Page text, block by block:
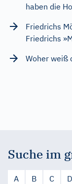
haben die
Friedrichs
Friedrichs
Woher weiß
Suche im
A B C D